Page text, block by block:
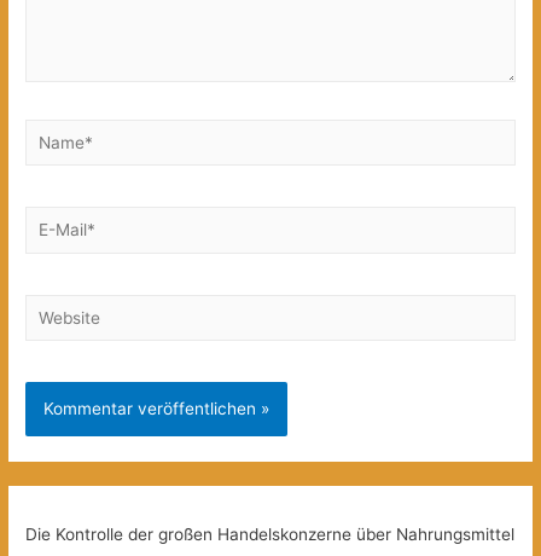
Name*
E-
Website
Die Kontrolle der großen Handelskonzerne über Nahrungsmittel